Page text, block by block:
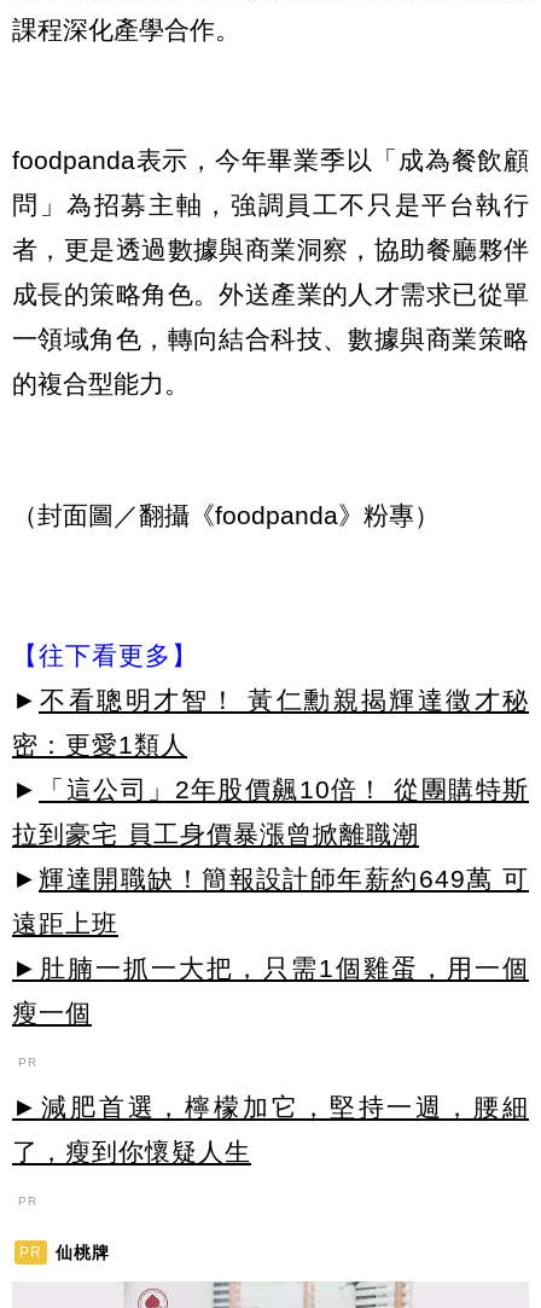
課程深化產學合作。
foodpanda表示，今年畢業季以「成為餐飲顧
問」為招募主軸，強調員工不只是平台執行
者，更是透過數據與商業洞察，協助餐廳夥伴
成長的策略角色。外送產業的人才需求已從單
一領域角色，轉向結合科技、數據與商業策略
的複合型能力。
（封面圖／翻攝《foodpanda》粉專）
【往下看更多】
► 不看聰明才智！ 黃仁勳親揭輝達徵才秘
密：更愛1類人
►
「這公司」2年股價飆10倍！ 從團購特斯
拉到豪宅 員工身價暴漲曾掀離職潮
► 輝達開職缺！簡報設計師年薪約649萬 可
遠距上班
►肚腩一抓一大把，只需1個雞蛋，用一個
瘦一個
PR
►減肥首選，檸檬加它，堅持一週，腰細
了，瘦到你懷疑人生
PR
PR 仙桃牌